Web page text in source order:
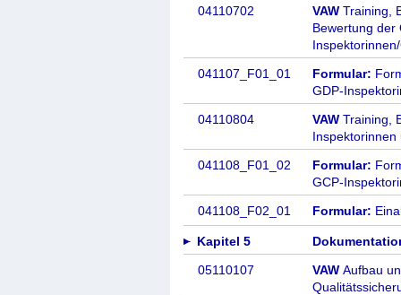
04110702
VAW Training,
Bewertung der
041107_F01_01
Formular:
GDP-
04110804
VAW Training,
Inspektorinnen
041108_F01_02
Formular:
GCP-
041108_F02_01
Formular:
Kapitel 5
05110107
VAW Aufbau